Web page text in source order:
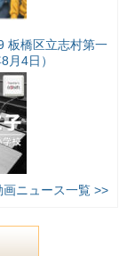
板橋区立志村第一
4日）
画ニュース一覧 >>